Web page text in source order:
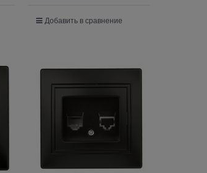
Добавить в сравнение